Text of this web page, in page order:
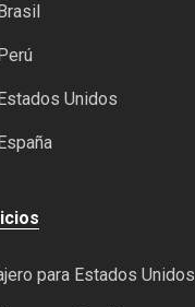
Unidos
para Estados Unidos